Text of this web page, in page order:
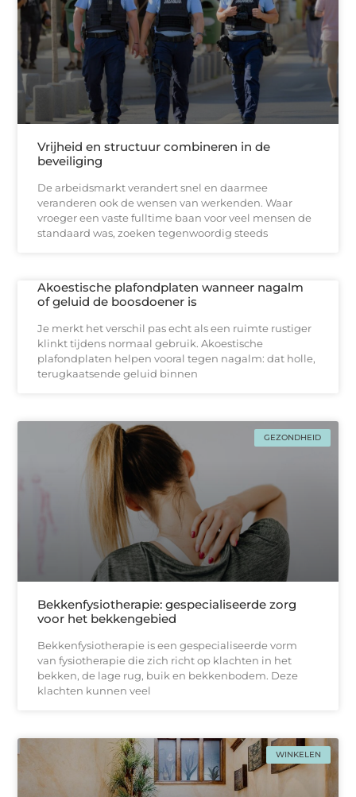
Vrijheid en structuur combineren in de
beveiliging
De arbeidsmarkt verandert snel en daarmee
veranderen ook de wensen van werkenden. Waar
vroeger een vaste fulltime baan voor veel mensen de
standaard was, zoeken tegenwoordig steeds
Akoestische plafondplaten wanneer nagalm
of geluid de boosdoener is
Je merkt het verschil pas echt als een ruimte rustiger
klinkt tijdens normaal gebruik. Akoestische
plafondplaten helpen vooral tegen nagalm: dat holle,
terugkaatsende geluid binnen
GEZONDHEID
Bekkenfysiotherapie: gespecialiseerde zorg
voor het bekkengebied
Bekkenfysiotherapie is een gespecialiseerde vorm
van fysiotherapie die zich richt op klachten in het
bekken, de lage rug, buik en bekkenbodem. Deze
klachten kunnen veel
WINKELEN